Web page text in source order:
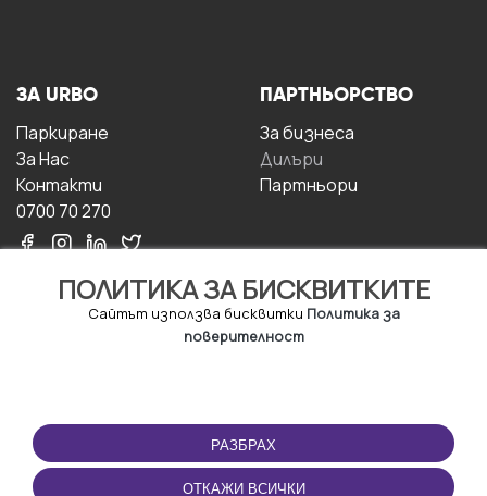
ПОЛИТИКА ЗА БИСКВИТКИТЕ
Сайтът използва бисквитки Политика за
поверителност
РАЗБРАХ
ОТКАЖИ ВСИЧКИ
ЗА URBO
Паркиране
За Hас
Контакти
0700 70 270
ПАРТНЬОРСТВО
За бизнесa
Дилъри
Партньори
ПОЛЗВАНЕ
Правила и условия за
ползване
ПРИЛОЖЕНИЕТО